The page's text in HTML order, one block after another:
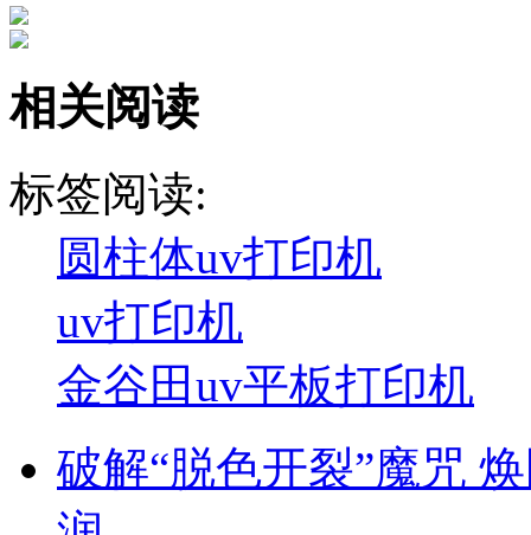
相关阅读
标签阅读:
圆柱体uv打印机
uv打印机
金谷田uv平板打印机
破解“脱色开裂”魔咒